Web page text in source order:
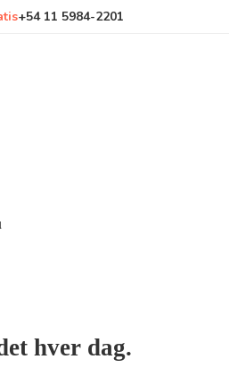
+54 11 5984-2201
hver dag.